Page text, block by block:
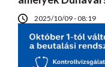
2025/10/09 - 08:19